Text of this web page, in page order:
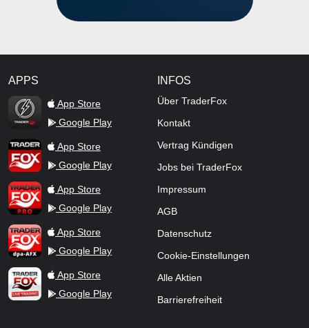
APPS
TraderFox Flash
App Store
Google Play
TraderFox AppApp Store
Google Play
TraderFox ProApp Store
Google Play
TraderFox dpa-AFX ProFeed
App Store
Google Play
TraderFox Live Trading
App Store
Google Play
INFOS
Über TraderFox
Kontakt
Vertrag Kündigen
Jobs bei TraderFox
Impressum
AGB
Datenschutz
Cookie-Einstellungen
Alle Aktien
Barrierefreiheit